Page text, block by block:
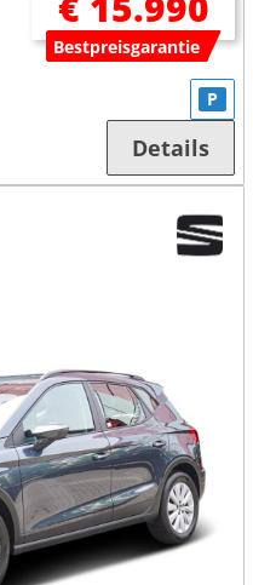
Bestpreisgarantie
P
Details